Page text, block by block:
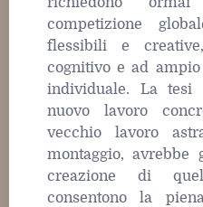
competizione
flessibili e
cognitivo e ad ampio
individuale. La tesi
nuovo lavoro
vecchio lavoro
montaggio,
creazione di
consentono la